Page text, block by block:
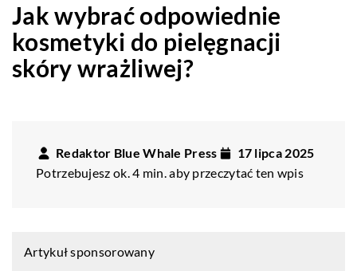
Jak wybrać odpowiednie
kosmetyki do pielęgnacji
skóry wrażliwej?
Redaktor Blue Whale Press
17 lipca 2025
Potrzebujesz ok. 4 min. aby przeczytać ten wpis
Artykuł sponsorowany